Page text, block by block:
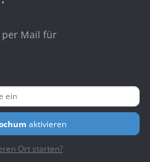
per Mail für
aktivieren
Ort starten?